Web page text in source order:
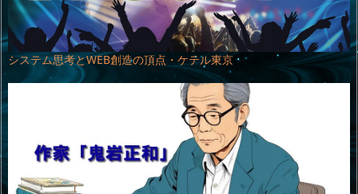
システム思考とWEB創造の頂点・ケテル東京